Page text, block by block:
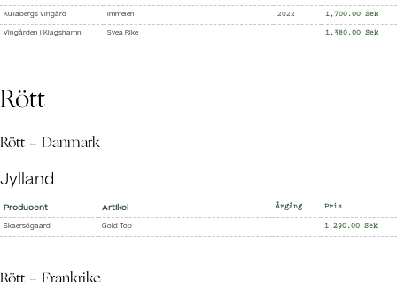
Kullabergs Vingård Immelen 2022 1,700.00 Sek
Vingården i Klagshamn Svea Rike 1,380.00 Sek
Rött
Rött - Danmark
Jylland
Producent Artikel Årgång Pris
Skaersögaard Gold Top 1,290.00 Sek